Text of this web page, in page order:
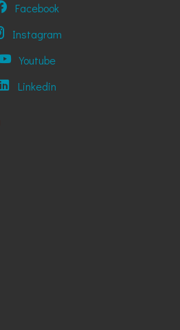
Facebook
Instagram
Youtube
Linkedin